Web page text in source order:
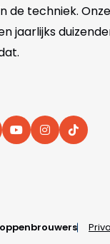
de techniek. Onze
jaarlijks
Ga
Ga
Ga